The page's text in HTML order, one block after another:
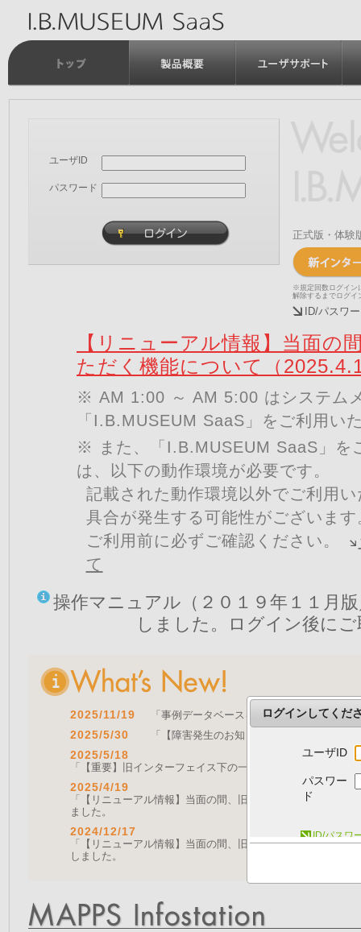
ユーザID
パスワード
正式版・体験
※規定回数ログイン
解除するまでログイ
ID/パスワ
【リニューアル情報】当面の
ただく機能について（
※ AM 1:00 ～ AM 5:00 はシステム
「I.B.MUSEUM SaaS」をご利用い
※ また、「I.B.MUSEUM SaaS」を
は、以下の動作環境が必要です。
記載された動作環境以外でご利用
具合が発生する可能性がございます
ご利用前に必ずご確認ください。
て
操作マニュアル（２０１９年１１月
しました。ログイン後に
2025/11/19 「事例データベースを公開しました」 をア
2025/5/30 「【障害発生のお知らせ｜復旧済み】Web
2025/5/18
「【重要】旧インターフェイス下の一部機能の停止につい
2025/4/19
「【リニューアル情報】当面の間、旧画面をご利用いただ
ました。
2024/12/17
「【リニューアル情報】当面の間、旧画面をご利用いただ
しました。
ログインしてくだ
ユーザID
パスワー
ド
ID/パスワ